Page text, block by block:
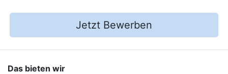
Jetzt Bewerben
Das bieten wir